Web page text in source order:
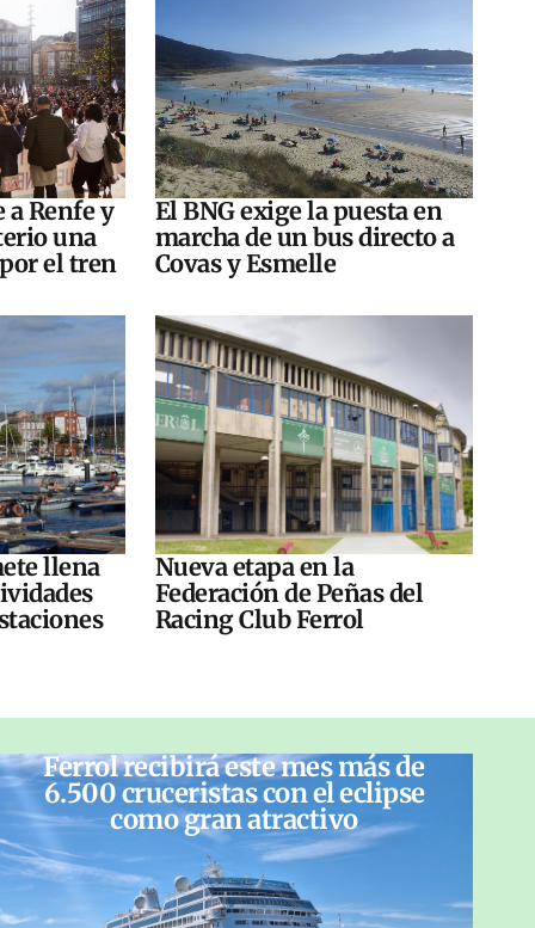
Renfe y
una
el tren
El BNG exige la puesta en
marcha de un bus directo a
Covas y Esmelle
llena
Nueva etapa en la
Federación de Peñas del
Racing Club Ferrol
Ferrol recibirá este mes más de
6.500 cruceristas con el eclipse
como gran atractivo